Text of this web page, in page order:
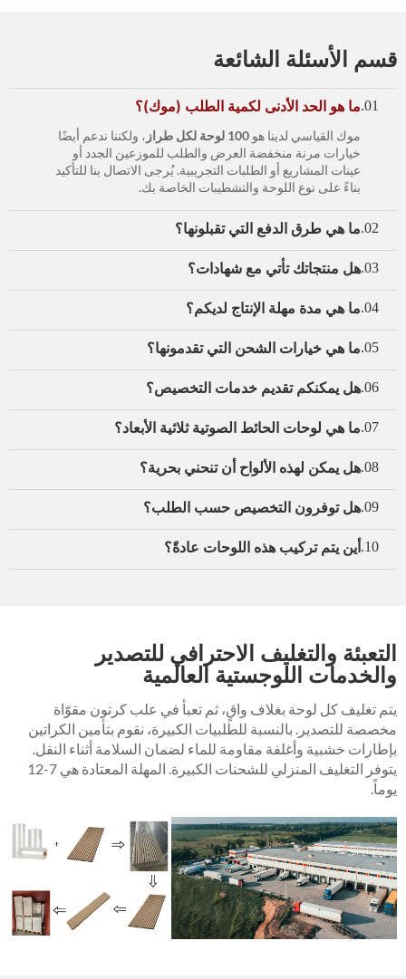
قسم الأسئلة الشائعة
01. ما هو الحد الأدنى لكمية الطلب (موك)؟
موك القياسي لدينا هو 100 لوحة لكل طراز
، ولكننا ندعم أيضًا
خيارات مرنة منخفضة العرض والطلب للموزعين الجدد أو
عينات المشاريع أو الطلبات التجريبية. يُرجى الاتصال بنا للتأكيد
بناءً على نوع اللوحة والتشطيبات الخاصة بك.
02. ما هي طرق الدفع التي تقبلونها؟
03. هل منتجاتك تأتي مع شهادات؟
04. ما هي مدة مهلة الإنتاج لديكم؟
05. ما هي خيارات الشحن التي تقدمونها؟
06. هل يمكنكم تقديم خدمات التخصيص؟
07. ما هي لوحات الحائط الصوتية ثلاثية الأبعاد؟
08. هل يمكن لهذه الألواح أن تنحني بحرية؟
09. هل توفرون التخصيص حسب الطلب؟
10. أين يتم تركيب هذه اللوحات عادةً؟
التعبئة والتغليف الاحترافي للتصدير
والخدمات اللوجستية العالمية
يتم تغليف كل لوحة بغلاف واقٍ، ثم تعبأ في علب كرتون مقوّاة
مخصصة للتصدير. بالنسبة للطلبيات الكبيرة، نقوم بتأمين الكراتين
بإطارات خشبية وأغلفة مقاومة للماء لضمان السلامة أثناء النقل.
يتوفر التغليف المنزلي للشحنات الكبيرة. المهلة المعتادة هي 7-12
يوماً.